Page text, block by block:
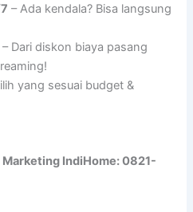
– Ada kendala? Bisa langsung
– Dari diskon biaya pasang
yang sesuai budget &
Marketing IndiHome: 0821-